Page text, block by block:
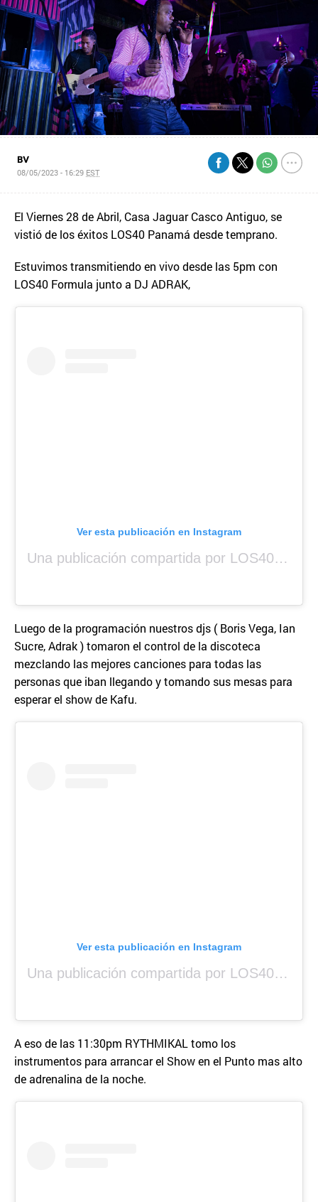
BV
08/05/2023 - 16:29 EST
El Viernes 28 de Abril, Casa Jaguar Casco Antiguo, se
vistió de los éxitos LOS40 Panamá desde temprano.
Estuvimos transmitiendo en vivo desde las 5pm con
LOS40 Formula junto a DJ ADRAK,
Ver esta publicación en Instagram
Una publicación compartida por LOS40 Panamá (@los40panama)
Luego de la programación nuestros djs ( Boris Vega, Ian
Sucre, Adrak ) tomaron el control de la discoteca
mezclando las mejores canciones para todas las
personas que iban llegando y tomando sus mesas para
esperar el show de Kafu.
Ver esta publicación en Instagram
Una publicación compartida por LOS40 Panamá (@los40panama)
A eso de las 11:30pm RYTHMIKAL tomo los
instrumentos para arrancar el Show en el Punto mas alto
de adrenalina de la noche.